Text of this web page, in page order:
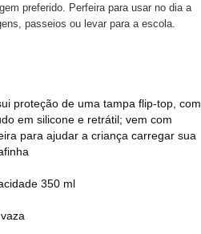
preferido. Perfeira para usar no dia a
passeios ou levar para a escola.
proteção de uma tampa flip-top, com
em silicone e retrátil; vem com
para ajudar a criança carregar sua
350 ml